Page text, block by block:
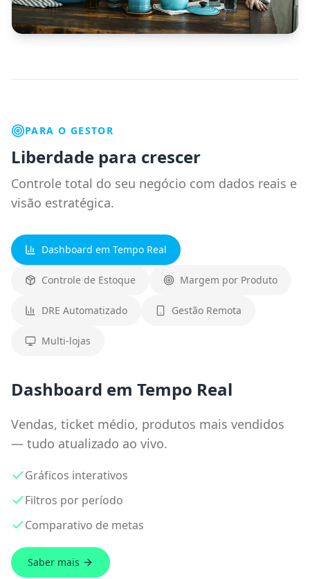
PARA O GESTOR
Liberdade para crescer
Controle total do seu negócio com dados reais e
visão estratégica.
Dashboard em Tempo Real
Controle de Estoque Margem por Produto
DRE Automatizado Gestão Remota
Multi-lojas
Dashboard em Tempo Real
Vendas, ticket médio, produtos mais vendidos
— tudo atualizado ao vivo.
Gráficos interativos
Filtros por período
Comparativo de metas
Saber mais